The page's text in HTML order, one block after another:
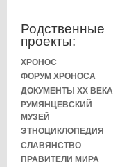
Родственные
проекты:
ХРОНОС
ФОРУМ ХРОНОСА
ДОКУМЕНТЫ XX ВЕКА
РУМЯНЦЕВСКИЙ
МУЗЕЙ
ЭТНОЦИКЛОПЕДИЯ
СЛАВЯНСТВО
ПРАВИТЕЛИ МИРА